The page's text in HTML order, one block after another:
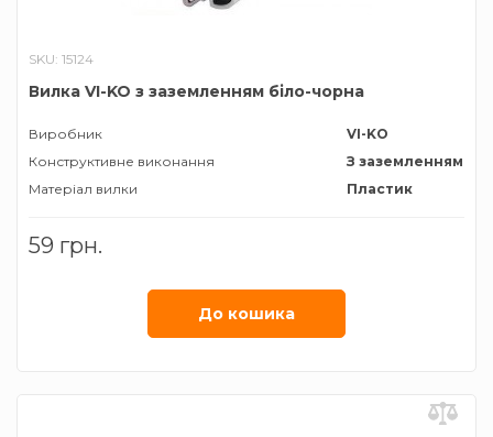
SKU: 15124
Вилка VI-KO з заземленням біло-чорна
Виробник
VI-KO
Конструктивне виконання
З заземленням
Матеріал вилки
Пластик
59 грн.
До кошика